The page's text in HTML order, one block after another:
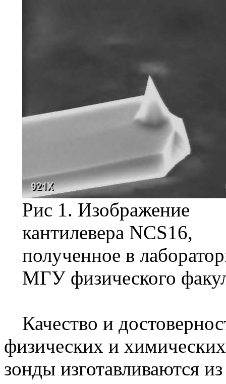
Рис 1. Изображение
кантилевера NCS16,
полученное в
МГУ физического
Качество и
физических и
зонды изготавливаются